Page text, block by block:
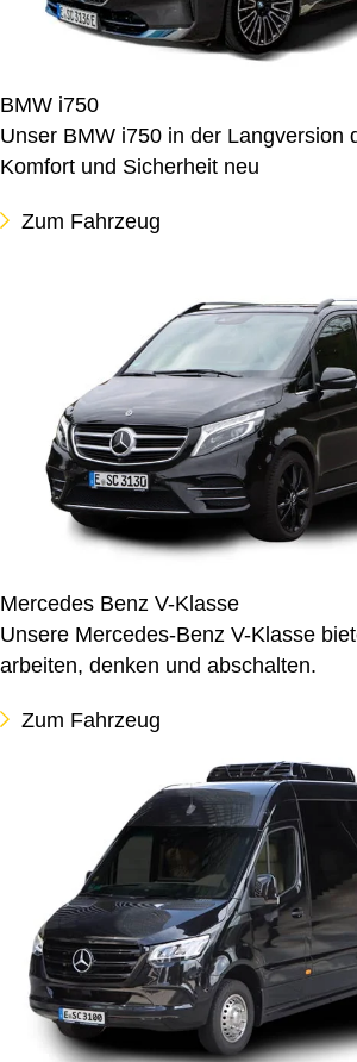
BMW i750
Unser BMW i750 in der Langversion
Komfort und Sicherheit neu
Zum Fahrzeug
Mercedes Benz V-Klasse
Unsere Mercedes-Benz V-Klasse
arbeiten, denken und abschalten.
Zum Fahrzeug